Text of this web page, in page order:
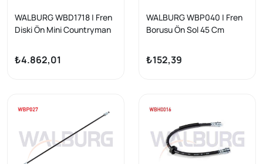
WALBURG WBD1718 | Fren
Diski Ön Mini Countryman
₺4.862,01
WALBURG WBP040 | Fren
Borusu Ön Sol 45 Cm
₺152,39